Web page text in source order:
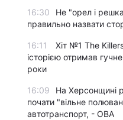
16:30
Не "орел і
правильно назвати
16:11
Хіт №1 The
історією отримав
роки
16:09
На Херсонщині
почати "вільне
автотранспорт, - ОВА